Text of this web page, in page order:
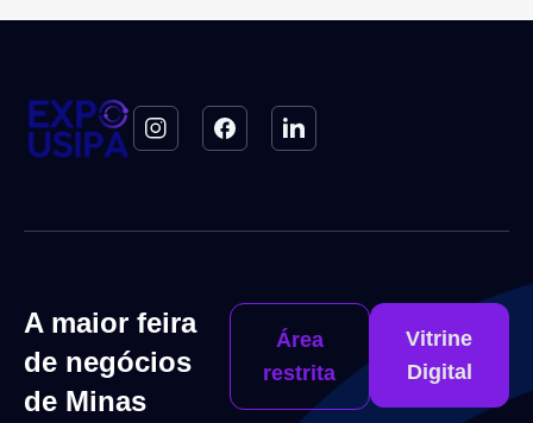
A maior feira
de negócios
de Minas
Área
restrita
Vitrine
Digital